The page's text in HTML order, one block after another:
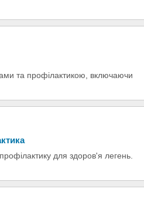
та профілактикою, включаючи
для здоров'я легень.